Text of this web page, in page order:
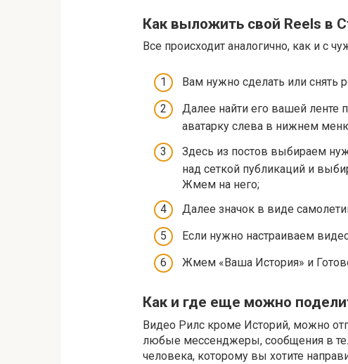
Как выложить свой Reels в
Все происходит аналогично, как и с
Вам нужно сделать или снять
Далее найти его вашей ленте
аватарку слева в нижнем
Здесь из постов выбираем
над сеткой публикаций и
Жмем на него;
Далее значок в виде
Если нужно настраиваем
Жмем «Ваша История» и
Как и где еще можно
Видео Рилс кроме Историй, можно
любые мессенджеры, сообщения в
человека, которому вы хотите